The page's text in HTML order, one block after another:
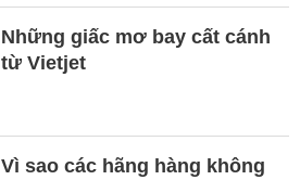
Những giấc mơ bay cất cánh
từ Vietjet
Vì sao các hãng hàng không